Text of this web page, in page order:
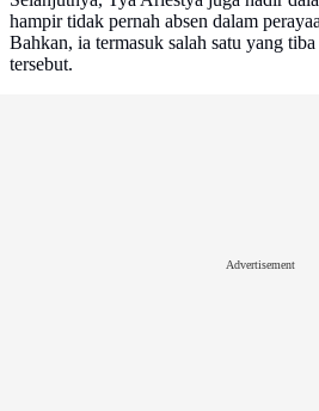
hampir tidak pernah absen dalam
Bahkan, ia termasuk salah satu yang
tersebut.
Advertisement